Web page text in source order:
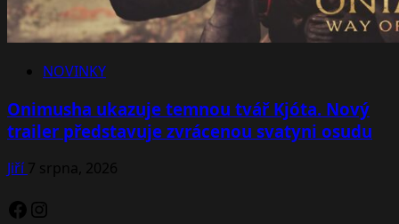
NOVINKY
Onimusha ukazuje temnou tvář Kjóta. Nový
trailer představuje zvrácenou svatyni osudu
Jiří7 srpna, 2026
Facebook
Instagram